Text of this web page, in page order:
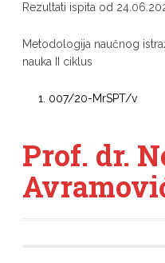
Rezultati ispita od
Metodologija naučnog
nauka II ciklus
007/20-
Prof. dr.